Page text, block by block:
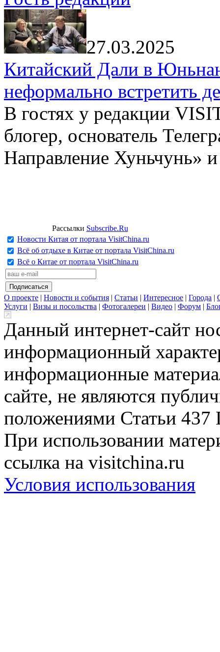
27.03.2025
Китайский Дали в
неформально встретить
В гостях у редакции
блогер, основатель
Направление Хуньчунь»
Рассылки Subscribe.Ru
Новости Китая от портала VisitChina.ru
Всё об отдыхе в Китае от портала VisitChina.ru
Всё о Китае от портала VisitChina.ru
О проекте | Новости и события | Статьи | Интересное | Города |
Услуги | Визы и посольства | Фотогалереи | Видео | Форум |
Данный интернет-сайт
информационный
информационные
сайте, не являются
положениями Статьи 437
При использовании
ссылка на visitchina.ru
Условия использования